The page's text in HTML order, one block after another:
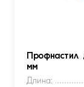
мм
Длина: